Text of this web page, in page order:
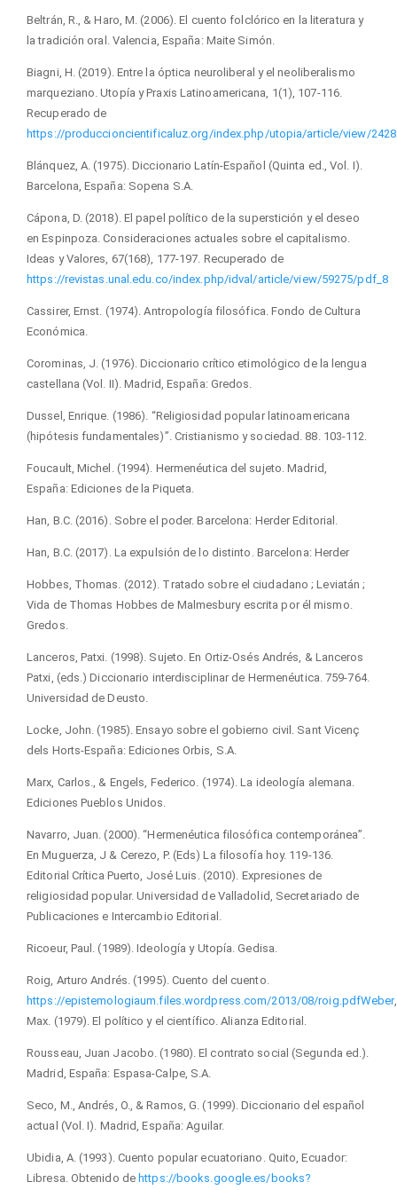
Beltrán, R., & Haro, M. (2006). El cuento folclórico en la literatura y
la tradición oral. Valencia, España: Maite Simón.
Biagni, H. (2019). Entre la óptica neuroliberal y el neoliberalismo
marqueziano. Utopía y Praxis Latinoamericana, 1(1), 107-116.
Recuperado de
https://produccioncientificaluz.org/index.php/utopia/article/view/
Blánquez, A. (1975). Diccionario Latín-Español (Quinta ed., Vol. I).
Barcelona, España: Sopena S.A.
Cápona, D. (2018). El papel político de la superstición y el deseo
en Espinpoza. Consideraciones actuales sobre el capitalismo.
Ideas y Valores, 67(168), 177-197. Recuperado de
https://revistas.unal.edu.co/index.php/idval/article/view/59275/pdf_8
Cassirer, Ernst. (1974). Antropología filosófica. Fondo de Cultura
Económica.
Corominas, J. (1976). Diccionario crítico etimológico de la lengua
castellana (Vol. II). Madrid, España: Gredos.
Dussel, Enrique. (1986). “Religiosidad popular latinoamericana
(hipótesis fundamentales)”. Cristianismo y sociedad. 88. 103-112.
Foucault, Michel. (1994). Hermenéutica del sujeto. Madrid,
España: Ediciones de la Piqueta.
Han, B.C. (2016). Sobre el poder. Barcelona: Herder Editorial.
Han, B.C. (2017). La expulsión de lo distinto. Barcelona: Herder
Hobbes, Thomas. (2012). Tratado sobre el ciudadano ; Leviatán ;
Vida de Thomas Hobbes de Malmesbury escrita por él mismo.
Gredos.
Lanceros, Patxi. (1998). Sujeto. En Ortiz-Osés Andrés, & Lanceros
Patxi, (eds.) Diccionario interdisciplinar de Hermenéutica. 759-764.
Universidad de Deusto.
Locke, John. (1985). Ensayo sobre el gobierno civil. Sant Vicenç
dels Horts-España: Ediciones Orbis, S.A.
Marx, Carlos., & Engels, Federico. (1974). La ideología alemana.
Ediciones Pueblos Unidos.
Navarro, Juan. (2000). “Hermenéutica filosófica contemporánea”.
En Muguerza, J & Cerezo, P. (Eds) La filosofía hoy. 119-136.
Editorial Crítica Puerto, José Luis. (2010). Expresiones de
religiosidad popular. Universidad de Valladolid, Secretariado de
Publicaciones e Intercambio Editorial.
Ricoeur, Paul. (1989). Ideología y Utopía. Gedisa.
Roig, Arturo Andrés. (1995). Cuento del cuento.
https://epistemologiaum.files.wordpress.com/2013/08/roig.pdfWeber,
Max. (1979). El político y el científico. Alianza Editorial.
Rousseau, Juan Jacobo. (1980). El contrato social (Segunda ed.).
Madrid, España: Espasa-Calpe, S.A.
Seco, M., Andrés, O., & Ramos, G. (1999). Diccionario del español
actual (Vol. I). Madrid, España: Aguilar.
Ubidia, A. (1993). Cuento popular ecuatoriano. Quito, Ecuador:
Libresa. Obtenido dehttps://books.google.es/books?